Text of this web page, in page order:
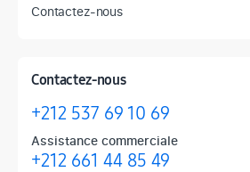
Contactez-nous
Contactez-nous
+212 537 69 10 69
Assistance commerciale
+212 661 44 85 49